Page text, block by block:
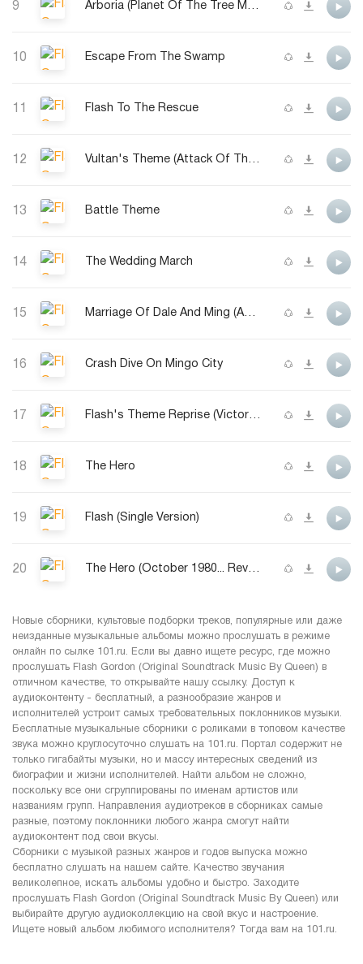
9 Arboria (Planet Of The Tree Men)
10 Escape From The Swamp
11 Flash To The Rescue
12 Vultan's Theme (Attack Of The Hawk Men)
13 Battle Theme
14 The Wedding March
15 Marriage Of Dale And Ming (And Flash Approaching)
16 Crash Dive On Mingo City
17 Flash's Theme Reprise (Victory Celebrations)
18 The Hero
19 Flash (Single Version)
20 The Hero (October 1980... Revisited)
Новые сборники, культовые подборки треков, популярные или даже
неизданные музыкальные альбомы можно прослушать в режиме
онлайн по сылке 101.ru. Если вы давно ищете ресурс, где можно
прослушать Flash Gordon (Original Soundtrack Music By Queen) в
отличном качестве, то открывайте нашу ссылку. Доступ к
аудиоконтенту - бесплатный, а разнообразие жанров и
исполнителей устроит самых требовательных поклонников музыки.
Бесплатные музыкальные сборники с роликами в топовом качестве
звука можно круглосуточно слушать на 101.ru. Портал содержит не
только гигабайты музыки, но и массу интересных сведений из
биографии и жизни исполнителей. Найти альбом не сложно,
поскольку все они сгруппированы по именам артистов или
названиям групп. Направления аудиотреков в сборниках самые
разные, поэтому поклонники любого жанра смогут найти
аудиоконтент под свои вкусы.
Сборники с музыкой разных жанров и годов выпуска можно
бесплатно слушать на нашем сайте. Качество звучания
великолепное, искать альбомы удобно и быстро. Заходите
прослушать Flash Gordon (Original Soundtrack Music By Queen) или
выбирайте другую аудиоколлекцию на свой вкус и настроение.
Ищете новый альбом любимого исполнителя? Тогда вам на 101.ru.